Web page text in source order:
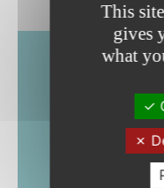
&
This
gives
what